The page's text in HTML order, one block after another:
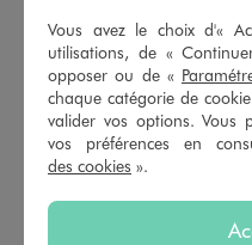
4.8/5
Basé sur64 avis soumis à un
contrôle
Voir tous les avis sur ce site
Vous avez le choix d'«
utilisations, de «
opposer ou de «
chaque catégorie de
valider vos options. Vous
vos préférences en
des cookies ».